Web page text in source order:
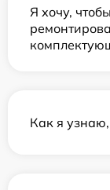
Я хочу,
Как я узнаю,